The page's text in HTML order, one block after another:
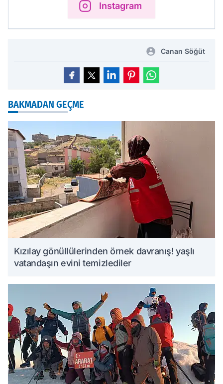
Instagram
Canan Söğüt
BAKMADAN GEÇME
Kızılay gönüllülerinden örnek davranış! yaşlı
vatandaşın evini temizlediler